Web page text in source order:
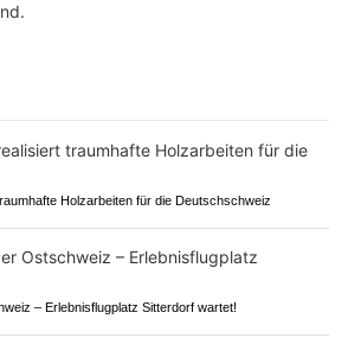
Holzarbeiten für die Deutschschweiz
– Erlebnisflugplatz Sitterdorf wartet!